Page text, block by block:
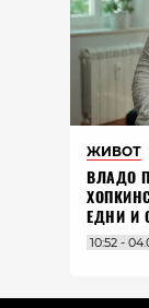
ЖИВОТ
ВЛАДO
ЕДНИ И
10:52 -